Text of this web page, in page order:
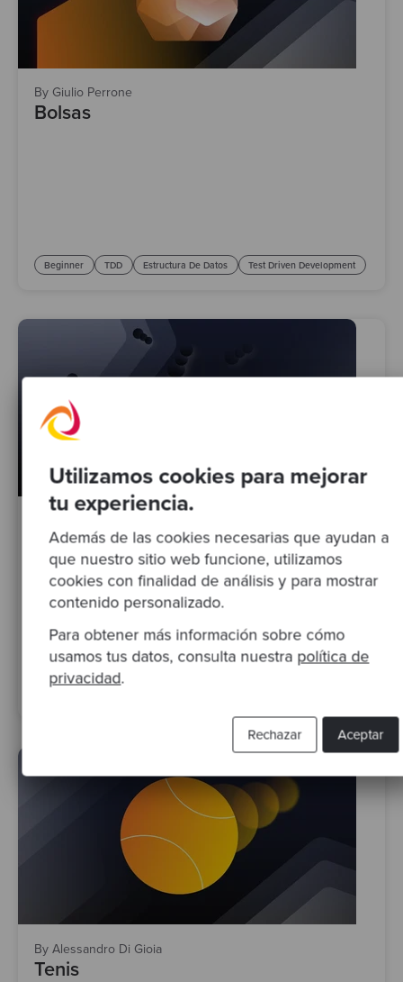
Utilizamos cookies para mejorar
tu experiencia.
Además de las cookies necesarias que ayudan a
que nuestro sitio web funcione, utilizamos
cookies con finalidad de análisis y para mostrar
contenido personalizado.
Para obtener más información sobre cómo
usamos tus datos, consulta nuestra política de
privacidad.
Aceptar
Rechazar
By Giulio Perrone
Bolsas
Beginner TDD Estructura De Datos Test Driven Development
Hormigas
Competent TDD
By Alessandro Di Gioia
Tenis